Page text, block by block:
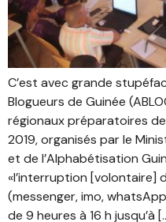
C’est avec grande
Blogueurs de Guinée
régionaux préparatoires
2019, organisés par le
et de l’Alphabétisation
«l’interruption [volontaire]
(messenger, imo,
de 9 heures à 16 h jusqu’à